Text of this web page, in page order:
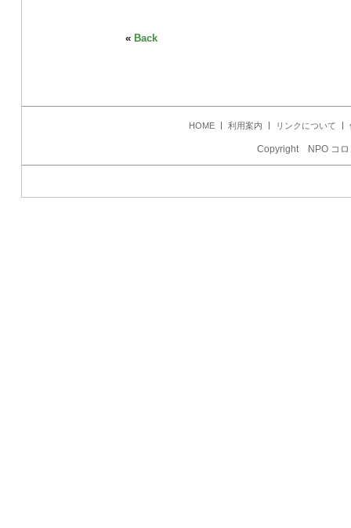
« Back
HOME 利用案内 リンクについて
Copyright NPO コロ